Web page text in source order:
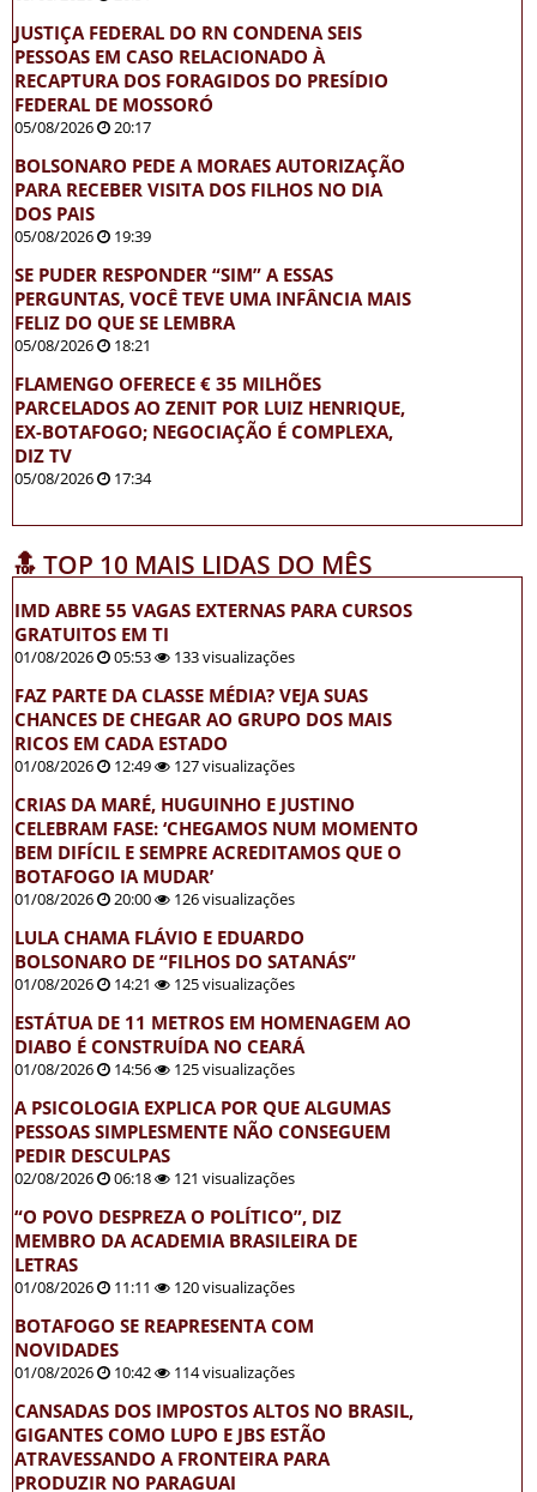
JUSTIÇA FEDERAL DO RN CONDENA SEIS
PESSOAS EM CASO RELACIONADO À
RECAPTURA DOS FORAGIDOS DO PRESÍDIO
FEDERAL DE MOSSORÓ
05/08/2026 20:17
BOLSONARO PEDE A MORAES AUTORIZAÇÃO
PARA RECEBER VISITA DOS FILHOS NO DIA
DOS PAIS
05/08/2026 19:39
SE PUDER RESPONDER “SIM” A ESSAS
PERGUNTAS, VOCÊ TEVE UMA INFÂNCIA MAIS
FELIZ DO QUE SE LEMBRA
05/08/2026 18:21
FLAMENGO OFERECE € 35 MILHÕES
PARCELADOS AO ZENIT POR LUIZ HENRIQUE,
EX-BOTAFOGO; NEGOCIAÇÃO É COMPLEXA,
DIZ TV
05/08/2026 17:34
🔝 TOP 10 MAIS LIDAS DO MÊS
IMD ABRE 55 VAGAS EXTERNAS PARA CURSOS
GRATUITOS EM TI
01/08/2026 05:53 133 visualizações
FAZ PARTE DA CLASSE MÉDIA? VEJA SUAS
CHANCES DE CHEGAR AO GRUPO DOS MAIS
RICOS EM CADA ESTADO
01/08/2026 12:49 127 visualizações
CRIAS DA MARÉ, HUGUINHO E JUSTINO
CELEBRAM FASE: ‘CHEGAMOS NUM MOMENTO
BEM DIFÍCIL E SEMPRE ACREDITAMOS QUE O
BOTAFOGO IA MUDAR’
01/08/2026 20:00 126 visualizações
LULA CHAMA FLÁVIO E EDUARDO
BOLSONARO DE “FILHOS DO SATANÁS”
01/08/2026 14:21 125 visualizações
ESTÁTUA DE 11 METROS EM HOMENAGEM AO
DIABO É CONSTRUÍDA NO CEARÁ
01/08/2026 14:56 125 visualizações
A PSICOLOGIA EXPLICA POR QUE ALGUMAS
PESSOAS SIMPLESMENTE NÃO CONSEGUEM
PEDIR DESCULPAS
02/08/2026 06:18 121 visualizações
“O POVO DESPREZA O POLÍTICO”, DIZ
MEMBRO DA ACADEMIA BRASILEIRA DE
LETRAS
01/08/2026 11:11 120 visualizações
BOTAFOGO SE REAPRESENTA COM
NOVIDADES
01/08/2026 10:42 114 visualizações
CANSADAS DOS IMPOSTOS ALTOS NO BRASIL,
GIGANTES COMO LUPO E JBS ESTÃO
ATRAVESSANDO A FRONTEIRA PARA
PRODUZIR NO PARAGUAI